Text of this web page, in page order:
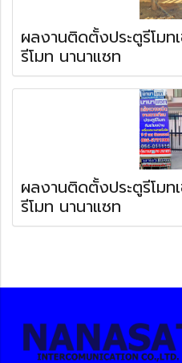
ผลงานติดตั้งประตูรีโมท
รีโมท นานาแซท
ผลงานติดตั้งประตูรีโมท
รีโมท นานาแซท